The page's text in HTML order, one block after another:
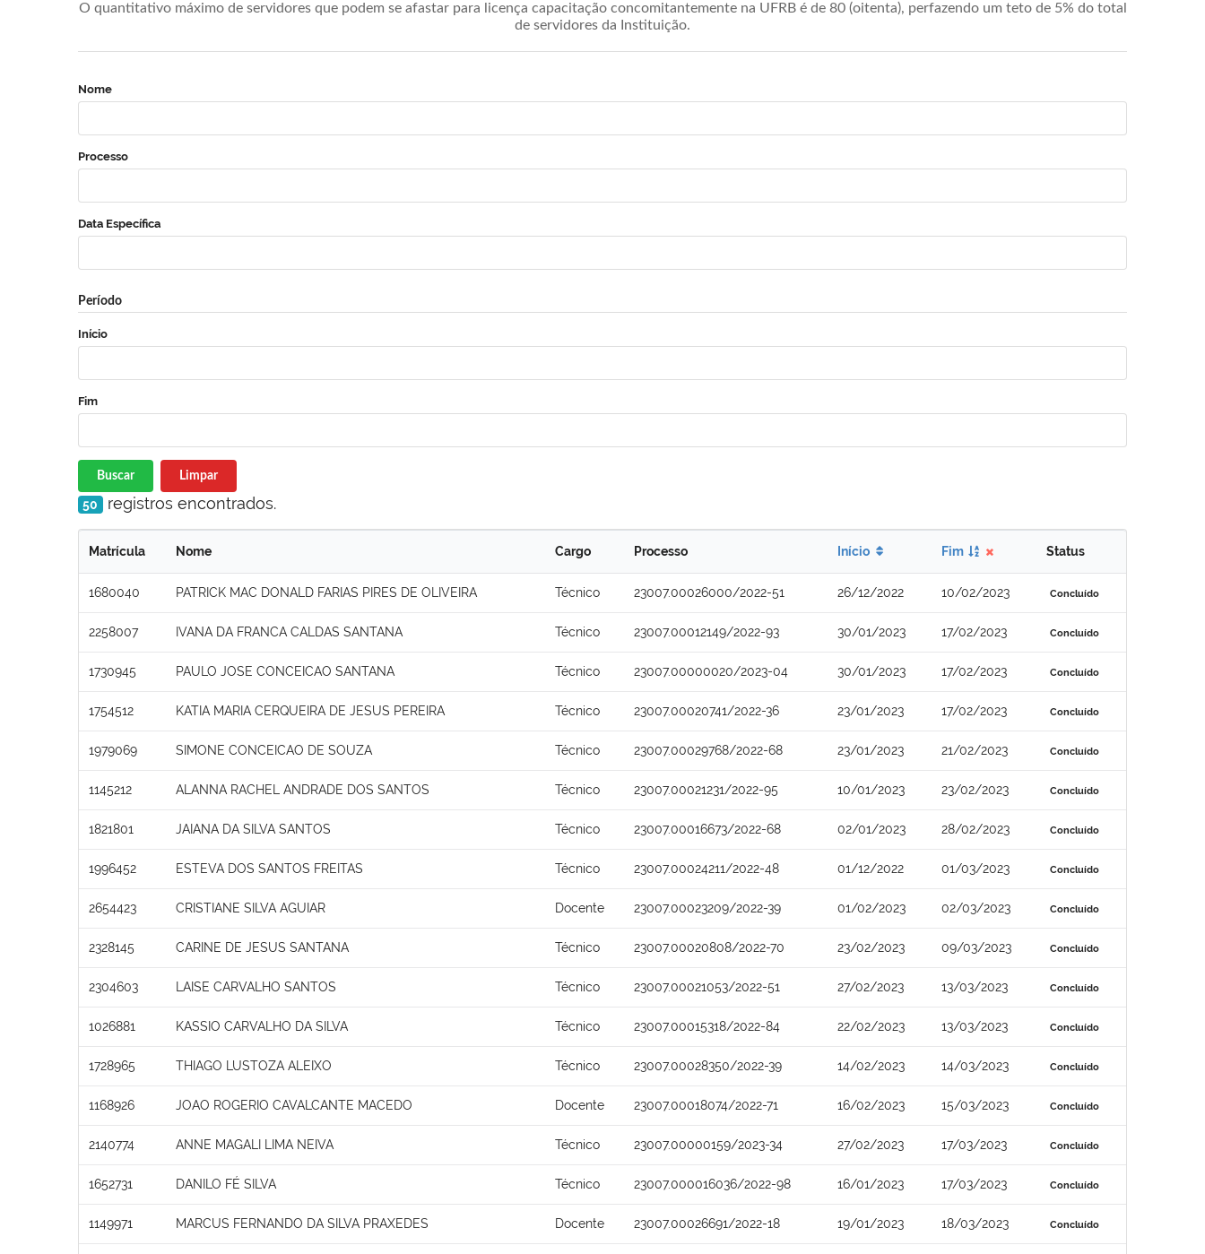
O quantitativo máximo de servidores que podem se afastar para licença capacitação concomitantemente na UFRB é de 80 (oitenta), perfazendo um teto de 5% do total
de servidores da Instituição.
Nome
Processo
Data Específica
Período
Início
Fim
Buscar Limpar
50 registros encontrados.
Matrícula Nome Cargo Processo Início Fim Status
1680040 PATRICK MAC DONALD FARIAS PIRES DE OLIVEIRA Técnico 23007.00026000/2022-51 26/12/2022 10/02/2023 Concluído
2258007 IVANA DA FRANCA CALDAS SANTANA Técnico 23007.00012149/2022-93 30/01/2023 17/02/2023 Concluído
1730945 PAULO JOSE CONCEICAO SANTANA Técnico 23007.00000020/2023-04 30/01/2023 17/02/2023 Concluído
1754512 KATIA MARIA CERQUEIRA DE JESUS PEREIRA Técnico 23007.00020741/2022-36 23/01/2023 17/02/2023 Concluído
1979069 SIMONE CONCEICAO DE SOUZA Técnico 23007.00029768/2022-68 23/01/2023 21/02/2023 Concluído
1145212 ALANNA RACHEL ANDRADE DOS SANTOS Técnico 23007.00021231/2022-95 10/01/2023 23/02/2023 Concluído
1821801 JAIANA DA SILVA SANTOS Técnico 23007.00016673/2022-68 02/01/2023 28/02/2023 Concluído
1996452 ESTEVA DOS SANTOS FREITAS Técnico 23007.00024211/2022-48 01/12/2022 01/03/2023 Concluído
2654423 CRISTIANE SILVA AGUIAR Docente 23007.00023209/2022-39 01/02/2023 02/03/2023 Concluído
2328145 CARINE DE JESUS SANTANA Técnico 23007.00020808/2022-70 23/02/2023 09/03/2023 Concluído
2304603 LAISE CARVALHO SANTOS Técnico 23007.00021053/2022-51 27/02/2023 13/03/2023 Concluído
1026881 KASSIO CARVALHO DA SILVA Técnico 23007.00015318/2022-84 22/02/2023 13/03/2023 Concluído
1728965 THIAGO LUSTOZA ALEIXO Técnico 23007.00028350/2022-39 14/02/2023 14/03/2023 Concluído
1168926 JOAO ROGERIO CAVALCANTE MACEDO Docente 23007.00018074/2022-71 16/02/2023 15/03/2023 Concluído
2140774 ANNE MAGALI LIMA NEIVA Técnico 23007.00000159/2023-34 27/02/2023 17/03/2023 Concluído
1652731 DANILO FÉ SILVA Técnico 23007.000016036/2022-98 16/01/2023 17/03/2023 Concluído
1149971 MARCUS FERNANDO DA SILVA PRAXEDES Docente 23007.00026691/2022-18 19/01/2023 18/03/2023 Concluído